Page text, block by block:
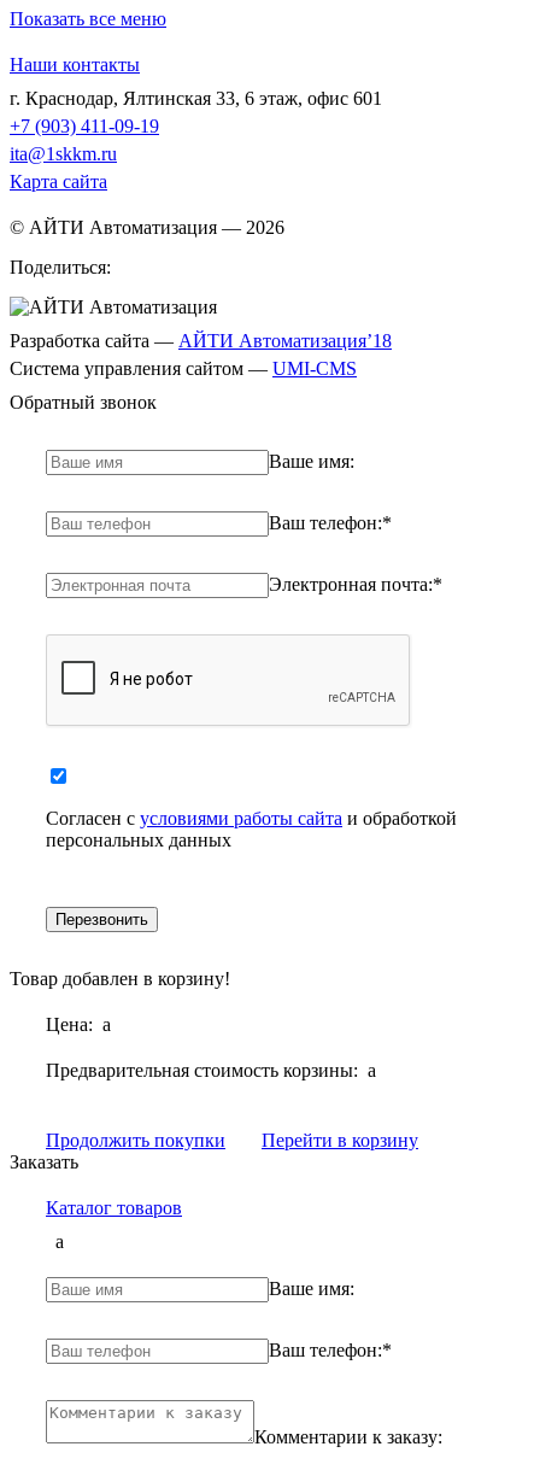
Показать все меню
Наши контакты
г. Краснодар, Ялтинская 33, 6 этаж, офис 601
+7 (903) 411-09-19
ita@1skkm.ru
Карта сайта
© АЙТИ Автоматизация — 2026
Поделиться:
Разработка сайта — АЙТИ Автоматизация’18
Система управления сайтом — UMI-CMS
Обратный звонок
Ваше имя:
Ваш телефон:*
Электронная почта:*
Согласен с условиями работы сайта и обработкой
персональных данных
Товар добавлен в корзину!
Цена: a
Предварительная стоимость корзины: a
Продолжить покупки
Перейти в корзину
Заказать
Каталог товаров
a
Ваше имя:
Ваш телефон:*
Комментарии к заказу: